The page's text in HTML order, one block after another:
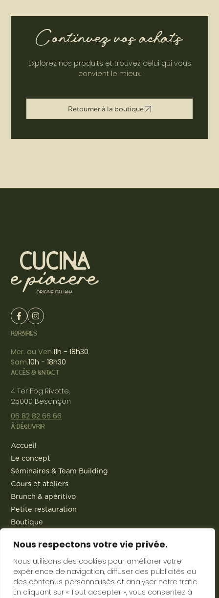
Nous respectons votre vie privée.
Nous utilisons des cookies pour améliorer votre
expérience de navigation, diffuser des publicités ou
des contenus personnalisés et analyser notre trafic.
En cliquant sur « Tout accepter », vous consentez à
Continuez vos achats
Explorez nos produits et trouvez celui qui vous
convient le mieux.
Retourner à la boutique
À DÉCOUVRIR
Accueil
Le concept
Séminaires & Team Building
Cours et ateliers
Brunch & apéritivo
Petite restauration
Boutique
Actualités
Contact
ACCÈS & CONTACT
4 Ter Fbg Rivotte,
25000 Besançon
06 82 82 66 66
HORAIRES
Mer. au Ven.11h - 18h30
Sam.10h - 18h30